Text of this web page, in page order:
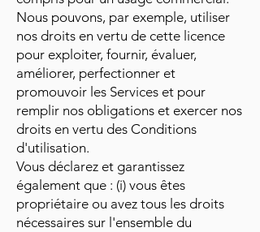
Nous pouvons, par exemple, utiliser
nos droits en vertu de cette licence
pour exploiter, fournir, évaluer,
améliorer, perfectionner et
promouvoir les Services et pour
remplir nos obligations et exercer nos
droits en vertu des Conditions
d'utilisation.
Vous déclarez et garantissez
également que : (i) vous êtes
propriétaire ou avez tous les droits
nécessaires sur l'ensemble du